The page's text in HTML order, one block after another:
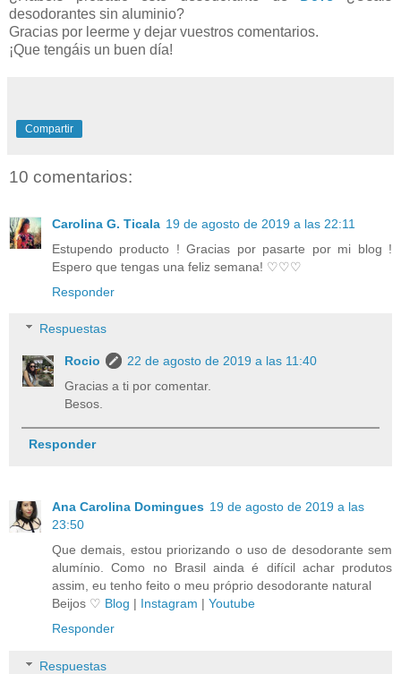
desodorantes sin aluminio?
Gracias por leerme y dejar vuestros comentarios.
¡Que tengáis un buen día!
Compartir
10 comentarios:
Carolina G. Ticala 19 de agosto de 2019 a las 22:11
Estupendo producto ! Gracias por pasarte por mi blog !
Espero que tengas una feliz semana! ♡♡♡
Responder
Respuestas
Rocio
22 de agosto de 2019 a las 11:40
Gracias a ti por comentar.
Besos.
Responder
Ana Carolina Domingues 19 de agosto de 2019 a las
23:50
Que demais, estou priorizando o uso de desodorante sem
alumínio. Como no Brasil ainda é difícil achar produtos
assim, eu tenho feito o meu próprio desodorante natural
Beijos ♡ Blog | Instagram | Youtube
Responder
Respuestas